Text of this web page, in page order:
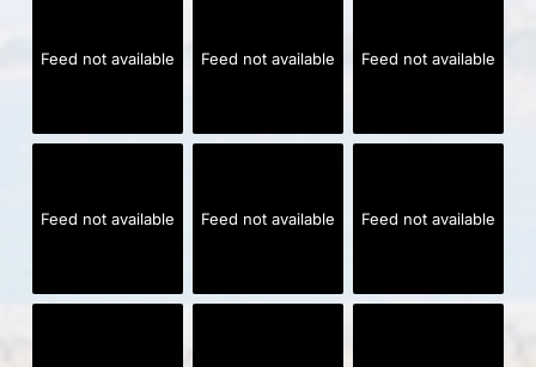
Feed not available Feed not available Feed not available
Feed not available Feed not available Feed not available